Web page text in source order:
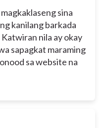
sina
kanilang barkada
nila ay okay
sapagkat maraming
sa website na